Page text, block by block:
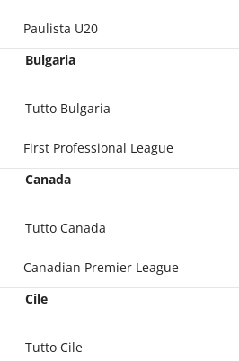
Paulista U20
Bulgaria
Tutto Bulgaria
First Professional League
Canada
Tutto Canada
Canadian Premier League
Cile
Tutto Cile